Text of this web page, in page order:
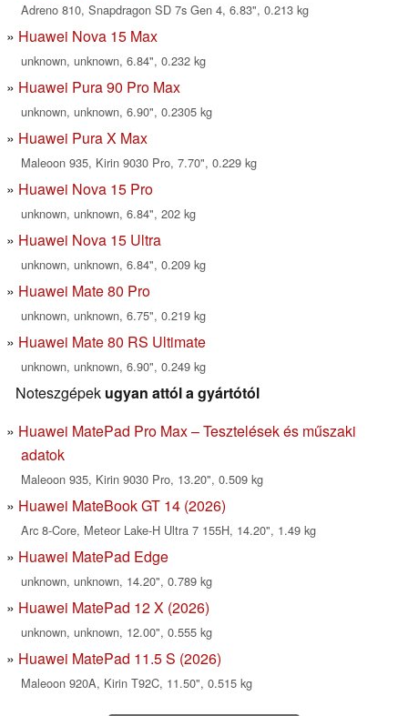
Adreno 810, Snapdragon SD 7s Gen 4, 6.83", 0.213 kg
Huawei Nova 15 Max
unknown, unknown, 6.84", 0.232 kg
Huawei Pura 90 Pro Max
unknown, unknown, 6.90", 0.2305 kg
Huawei Pura X Max
Maleoon 935, Kirin 9030 Pro, 7.70", 0.229 kg
Huawei Nova 15 Pro
unknown, unknown, 6.84", 202 kg
Huawei Nova 15 Ultra
unknown, unknown, 6.84", 0.209 kg
Huawei Mate 80 Pro
unknown, unknown, 6.75", 0.219 kg
Huawei Mate 80 RS Ultimate
unknown, unknown, 6.90", 0.249 kg
Noteszgépek ugyan attól a gyártótól
Huawei MatePad Pro Max – Tesztelések és műszaki
adatok
Maleoon 935, Kirin 9030 Pro, 13.20", 0.509 kg
Huawei MateBook GT 14 (2026)
Arc 8-Core, Meteor Lake-H Ultra 7 155H, 14.20", 1.49 kg
Huawei MatePad Edge
unknown, unknown, 14.20", 0.789 kg
Huawei MatePad 12 X (2026)
unknown, unknown, 12.00", 0.555 kg
Huawei MatePad 11.5 S (2026)
Maleoon 920A, Kirin T92C, 11.50", 0.515 kg